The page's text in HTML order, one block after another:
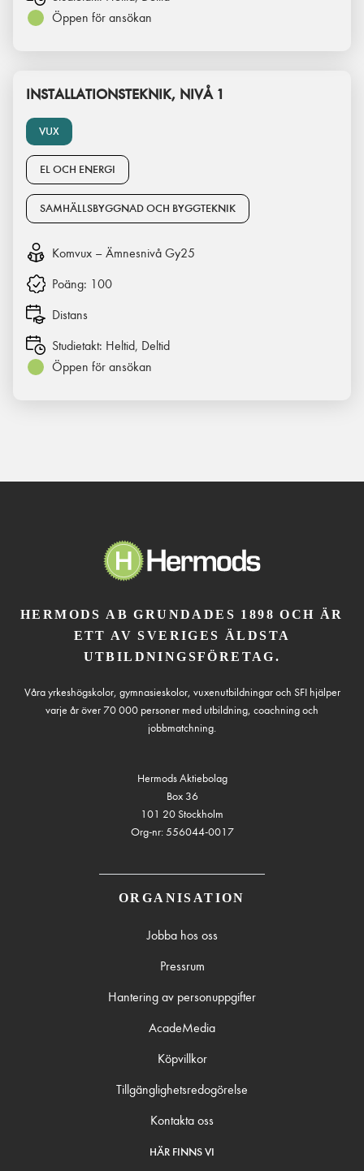
Öppen för ansökan
VUX
INSTALLATIONSTEKNIK, NIVÅ 1
EL OCH ENERGI
SAMHÄLLSBYGGNAD OCH BYGGTEKNIK
Komvux – Ämnesnivå Gy25
Poäng: 100
Distans
Studietakt: Heltid, Deltid
Öppen för ansökan
HERMODS AB GRUNDADES 1898 OCH ÄR
ETT AV SVERIGES ÄLDSTA
UTBILDNINGSFÖRETAG.
Våra yrkeshögskolor, gymnasieskolor, vuxenutbildningar och SFI hjälper
varje år över 70 000 personer med utbildning, coachning och
jobbmatchning.
Hermods Aktiebolag
Box 36
101 20 Stockholm
Org-nr: 556044-0017
ORGANISATION
Jobba hos oss
Pressrum
Hantering av personuppgifter
AcadeMedia
Köpvillkor
Tillgänglighetsredogörelse
Kontakta oss
HÄR FINNS VI